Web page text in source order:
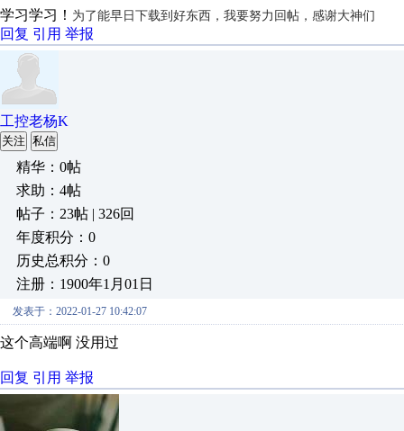
学习学习！ 为了能早日下载到好东西，我要努力回帖，感谢大神们
回复 引用 举报
工控老杨K
关注 私信
精华：0帖
求助：4帖
帖子：23帖 | 326回
年度积分：0
历史总积分：0
注册：1900年1月01日
发表于：2022-01-27 10:42:07
这个高端啊 没用过
回复 引用 举报